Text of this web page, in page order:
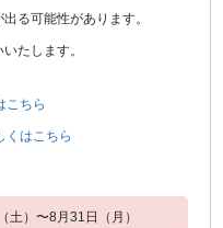
る可能性があります。
たします。
こちら
くはこちら
土）〜8月31日（月）